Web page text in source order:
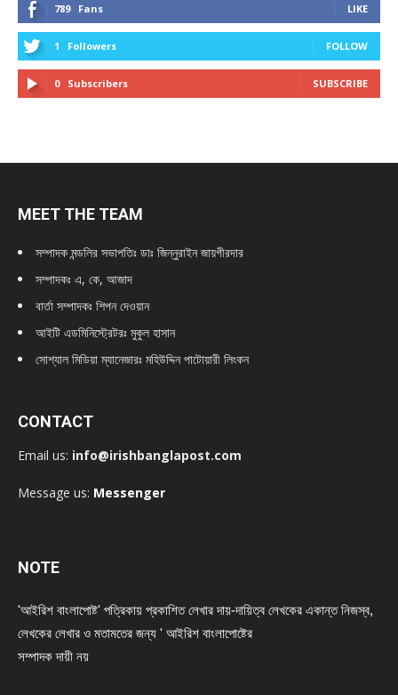
789 Fans LIKE
1 Followers FOLLOW
0 Subscribers SUBSCRIBE
MEET THE TEAM
সম্পাদক মন্ডলির সভাপতিঃ ডাঃ জিন্নুরাইন জায়গীরদার
সম্পাদকঃ এ, কে, আজাদ
বার্তা সম্পাদকঃ শিপন দেওয়ান
আইটি এডমিনিস্ট্রেটরঃ মুকুল হাসান
সোশ্যাল মিডিয়া ম্যানেজারঃ মহিউদ্দিন পাটোয়ারী লিংকন
CONTACT
Email us: info@irishbanglapost.com
Message us: Messenger
NOTE
'আইরিশ বাংলাপোষ্ট' পত্রিকায় প্রকাশিত লেখার দায়-দায়িত্ব লেখকের একান্ত নিজস্ব,
লেখকের লেখার ও মতামতের জন্য ' আইরিশ বাংলাপোষ্টের
সম্পাদক দায়ী নয়